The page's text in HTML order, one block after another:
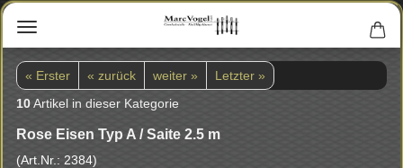
« Erster « zurück weiter »
Letzter »
10Artikel in dieser Kategorie
Rose Eisen Typ A / Saite 2.5 m
(Art.Nr.: 2384)